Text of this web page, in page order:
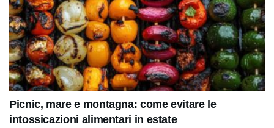
Picnic, mare e montagna: come evitare le
intossicazioni alimentari in estate